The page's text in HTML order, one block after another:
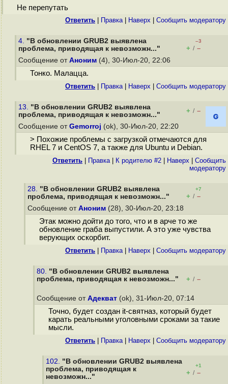
Не перепутать
Ответить Правка| Наверх Cообщить модератору
4. "В обновлении GRUB2 выявлена
проблема, приводящая к невозможн..."
–3
+ / –
Сообщение от Аноним (4), 30-Июл-20, 22:06
Тонко. Малацца.
Ответить Правка| Наверх Cообщить модератору
13. "В обновлении GRUB2 выявлена
проблема, приводящая к невозможн..."
+ / –
Сообщение от Gemorroj (ok), 30-Июл-20, 22:20
> Похожие проблемы с загрузкой отмечаются для
RHEL 7 и CentOS 7, а также для Ubuntu и Debian.
Ответить Правка| К родителю #2 Наверх
Cообщить
модератору
28. "В обновлении GRUB2 выявлена
проблема, приводящая к невозможн..."
+7
+ / –
Сообщение от Аноним (28), 30-Июл-20, 23:18
Этак можно дойти до того, что и в арче то же
обновление граба выпустили. А это уже чувства
верующих оскорбит.
Ответить Правка| Наверх Cообщить модератору
80. "В обновлении GRUB2 выявлена
проблема, приводящая к невозможн..."
+ / –
Сообщение от Адекват (ok), 31-Июл-20, 07:14
Точно, будет создан it-святназ, который будет
карать реальными уголовными сроками за такие
мысли.
Ответить Правка| Наверх Cообщить модератору
102. "В обновлении GRUB2 выявлена
проблема, приводящая к
невозможн..."
+1
+ / –